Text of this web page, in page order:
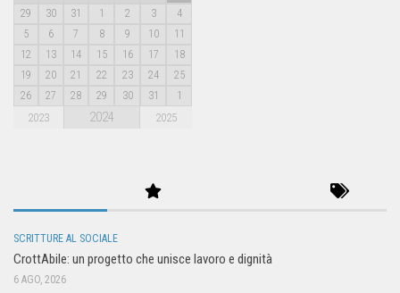
29
30 31 1 2 3
4
5
6 7 8 9 10
11
12
13 14 15 16 17
18
19
20 21 22 23 24
25
26
27 28 29 30 31 1
2023 2024 2025
SCRITTURE AL SOCIALE
CrottAbile: un progetto che unisce lavoro e dignità
6 AGO, 2026